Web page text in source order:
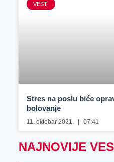
VESTI
Stres na poslu biće
bolovanje
11. oktobar 2021. 07:41
NAJNOVIJE